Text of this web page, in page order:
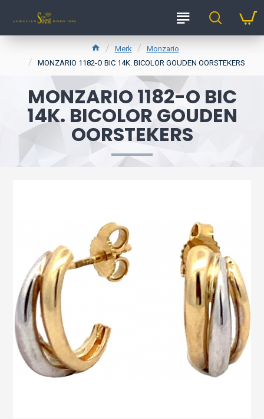
Merk
Monzario
MONZARIO 1182-O BIC 14K. BICOLOR GOUDEN OORSTEKERS
MONZARIO 1182-O BIC
14K. BICOLOR GOUDEN
OORSTEKERS